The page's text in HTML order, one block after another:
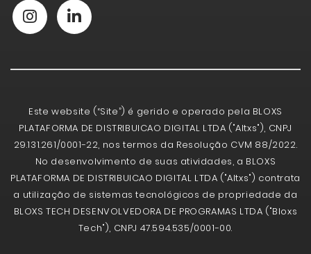
Este website (“Site”) é gerido e operado pela BLOXS
PLATAFORMA DE DISTRIBUICAO DIGITAL LTDA ("Altxs"), CNPJ
29.131.261/0001-22, nos termos da Resolução CVM 88/2022.
No desenvolvimento de suas atividades, a BLOXS
PLATAFORMA DE DISTRIBUICAO DIGITAL LTDA ("Altxs") contrata
a utilização de sistemas tecnológicos de propriedade da
BLOXS TECH DESENVOLVEDORA DE PROGRAMAS LTDA ("Bloxs
Tech"), CNPJ 47.594.535/0001-00.